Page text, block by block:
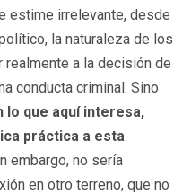
estime irrelevante, desde
la naturaleza de los
a la decisión de
conducta criminal. Sino
lo que aquí interesa,
práctica a esta
embargo, no sería
en otro terreno, que no